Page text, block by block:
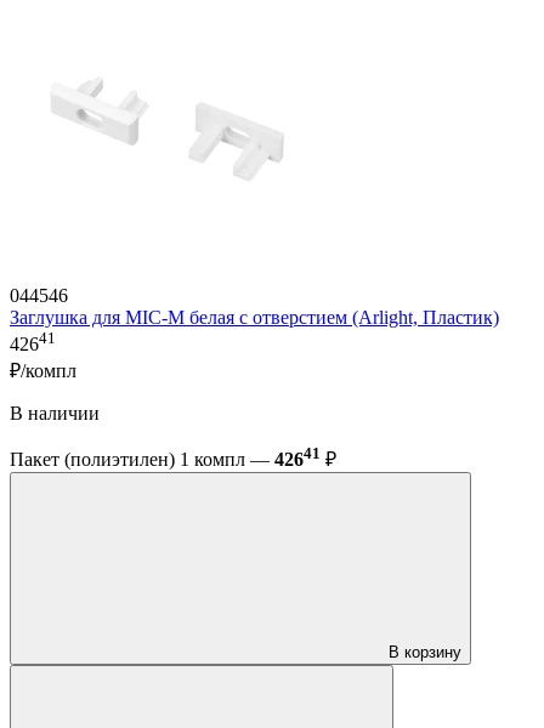
044546
Заглушка для MIC-M белая с отверстием (Arlight, Пластик)
42641
₽/компл
В наличии
Пакет (полиэтилен) 1 компл — 42641 ₽
В корзину